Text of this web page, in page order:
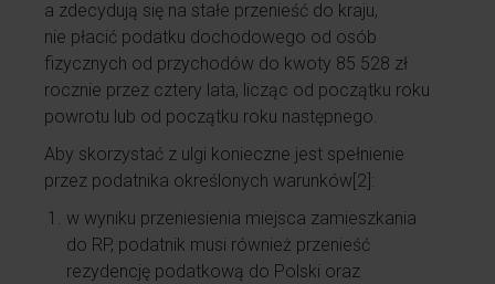
a zdecydują się na stałe przenieść do kraju,
nie płacić podatku dochodowego od osób
fizycznych od przychodów do kwoty 85 528 zł
rocznie przez cztery lata, licząc od początku roku
powrotu lub od początku roku następnego.
Aby skorzystać z ulgi konieczne jest spełnienie
przez podatnika określonych warunków[2]:
w wyniku przeniesienia miejsca zamieszkania
do RP, podatnik musi również przenieść
rezydencję podatkową do Polski oraz